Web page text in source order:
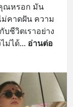
ณหรอก มัน
คาดฝัน ความ
ชีวิตเราอย่าง
ม่ได้... อ่านต่อ